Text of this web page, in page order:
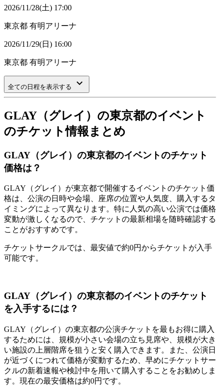
2026/11/28(土) 17:00
東京都 有明アリーナ
2026/11/29(日) 16:00
東京都 有明アリーナ
全ての日程を表示する keyboard_arrow_down
GLAY（グレイ）の東京都のイベント
のチケット情報まとめ
GLAY（グレイ）の東京都のイベントのチケット
価格は？
GLAY（グレイ）が東京都で開催するイベントのチケット価
格は、公演の日時や会場、座席の位置や人気度、購入するタ
イミングによって異なります。特に人気の高い公演では価格
変動が激しくなるので、チケットの最新相場を随時確認する
ことがおすすめです。
チケットサークルでは、最安値で約0円からチケットが入手
可能です。
GLAY（グレイ）の東京都のイベントのチケット
を入手するには？
GLAY（グレイ）の東京都の公演チケットを最もお得に購入
するためには、規模が小さい会場の立ち見席や、規模が大き
い施設の上層階席を狙うと安く購入できます。また、公演日
が近づくにつれて価格が変動するため、早めにチケットサー
クルの新着速報や検討中を用いて購入することをお勧めしま
す。現在の最安価格は約0円です。